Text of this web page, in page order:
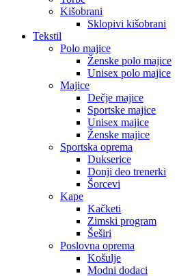
Kišobrani
Sklopivi kišobrani
Tekstil
Polo majice
Ženske polo majice
Unisex polo majice
Majice
Dečje majice
Sportske majice
Unisex majice
Ženske majice
Sportska oprema
Dukserice
Donji deo trenerki
Šorcevi
Kape
Kačketi
Zimski program
Šeširi
Poslovna oprema
Košulje
Modni dodaci